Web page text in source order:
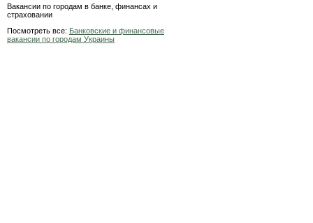
Вакансии по городам в банке, финансах и
страховании
Посмотреть все: Банковские и финансовые
вакансии по городам Украины